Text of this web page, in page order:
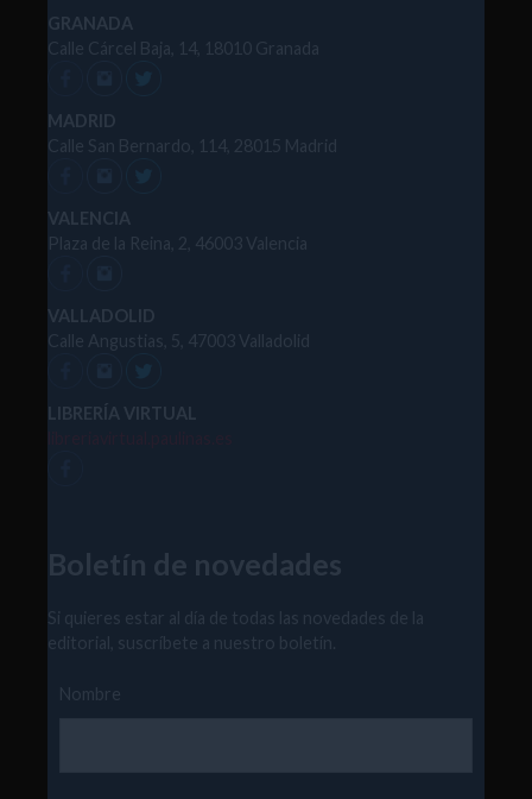
GRANADA
Calle Cárcel Baja, 14, 18010 Granada
MADRID
Calle San Bernardo, 114, 28015 Madrid
VALENCIA
Plaza de la Reina, 2, 46003 Valencia
VALLADOLID
Calle Angustias, 5, 47003 Valladolid
LIBRERÍA VIRTUAL
Boletín de novedades
Si quieres estar al día de todas las novedades de la
editorial, suscríbete a nuestro boletín.
Nombre